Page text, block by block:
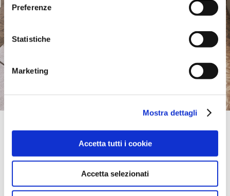
Preferenze
Statistiche
Marketing
Mostra dettagli
Accetta tutti i cookie
Accetta selezionati
LOVRETSKA 10,
21000, SPLIT, Croatia
take me here